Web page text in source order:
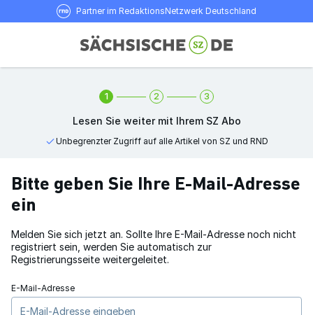
Partner im RedaktionsNetzwerk Deutschland
1 2 3
Lesen Sie weiter mit Ihrem SZ Abo
Unbegrenzter Zugriff auf alle Artikel von SZ und RND
Bitte geben Sie Ihre E-Mail-Adresse
ein
Melden Sie sich jetzt an. Sollte Ihre E-Mail-Adresse noch nicht
registriert sein, werden Sie automatisch zur
Registrierungsseite weitergeleitet.
E-Mail-Adresse